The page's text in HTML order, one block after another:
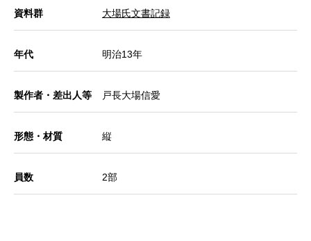
資料群 大場氏文書記録
年代 明治13年
製作者・差出人等 戸長大場信愛
形態・材質 縦
員数 2部